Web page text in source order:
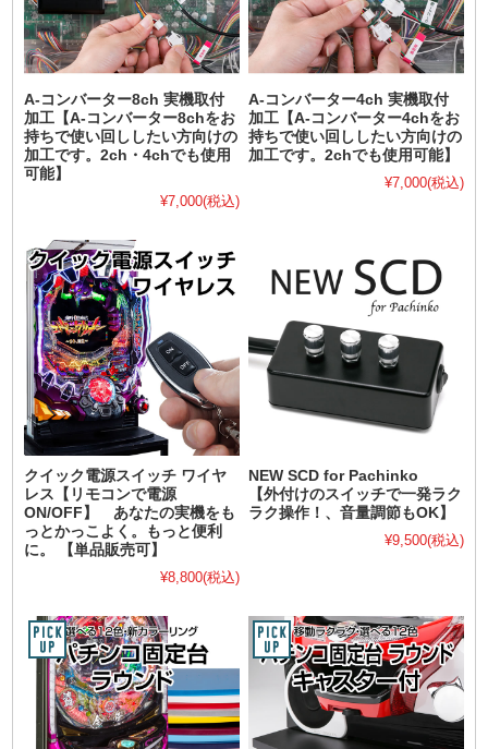
A-コンバーター8ch 実機取付
加工【A-コンバーター8chをお
持ちで使い回ししたい方向けの
加工です。2ch・4chでも使用
可能】
¥7,000(税込)
A-コンバーター4ch 実機取付
加工【A-コンバーター4chをお
持ちで使い回ししたい方向けの
加工です。2chでも使用可能】
¥7,000(税込)
クイック電源スイッチ ワイヤ
レス【リモコンで電源
ON/OFF】 あなたの実機をも
っとかっこよく。もっと便利
に。 【単品販売可】
¥8,800(税込)
NEW SCD for Pachinko
【外付けのスイッチで一発ラク
ラク操作！、音量調節もOK】
¥9,500(税込)